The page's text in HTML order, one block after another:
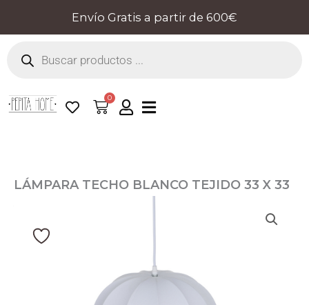
contenido
Envío Gratis a partir de 600€
productos
0
Cart
LÁMPARA TECHO BLANCO TEJIDO 33 X 33